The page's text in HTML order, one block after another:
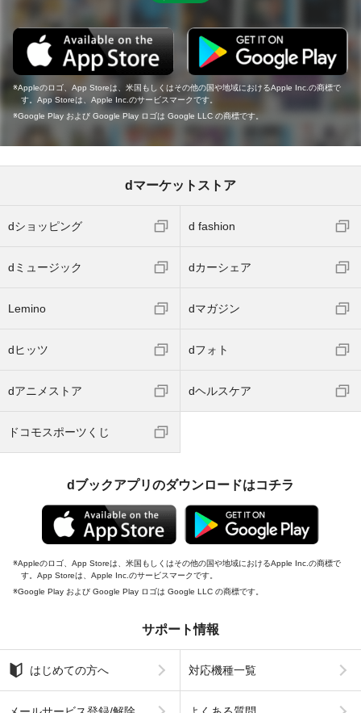
Appleのロゴ、App Storeは、米国もしくはその他の国や地域におけるApple Inc.の商標で
す。App Storeは、Apple Inc.のサービスマークです。
Google Play および Google Play ロゴは Google LLC の商標です。
dマーケットストア
dショッピング d fashion
dミュージック dカーシェア
Lemino dマガジン
dヒッツ dフォト
dアニメストア dヘルスケア
ドコモスポーツくじ
dブックアプリのダウンロードはコチラ
Appleのロゴ、App Storeは、米国もしくはその他の国や地域におけるApple Inc.の商標で
す。App Storeは、Apple Inc.のサービスマークです。
Google Play および Google Play ロゴは Google LLC の商標です。
サポート情報
はじめての方へ 対応機種一覧